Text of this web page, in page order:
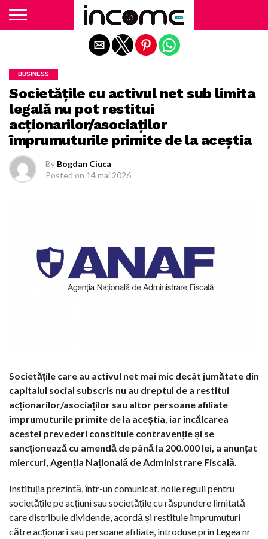
BUSINESS
Societățile cu activul net sub limita
legală nu pot restitui
acționarilor/asociaților
împrumuturile primite de la aceștia
By Bogdan Ciuca
Posted on 14 mai 2026
Societățile care au activul net mai mic decât jumătate din
capitalul social subscris nu au dreptul de a restitui
acționarilor/asociaților sau altor persoane afiliate
împrumuturile primite de la aceștia, iar încălcarea
acestei prevederi constituie contravenție și se
sancționează cu amendă de până la 200.000 lei, a anunțat
miercuri, Agenția Națională de Administrare Fiscală.
Instituția prezintă, într-un comunicat, noile reguli pentru
societățile pe acțiuni sau societățile cu răspundere limitată
care distribuie dividende, acordă și restituie împrumuturi
către acționari sau persoane afiliate, introduse prin Legea nr
Exit mobile version